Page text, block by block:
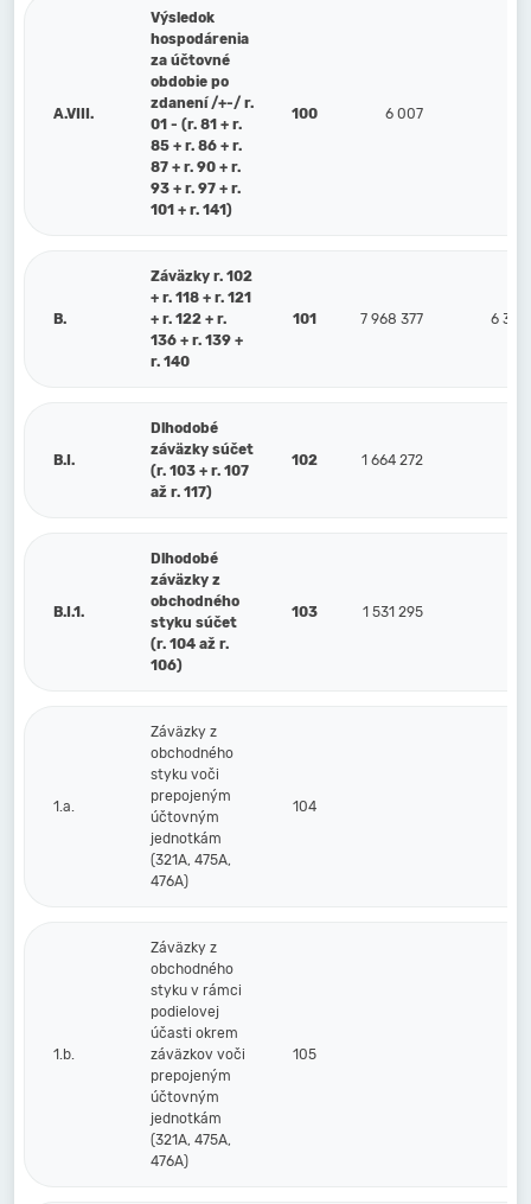
A.VIII.
Výsledok
hospodárenia
za účtovné
obdobie po
zdanení /+-/ r.
01 - (r. 81 + r.
85 + r. 86 + r.
87 + r. 90 + r.
93 + r. 97 + r.
101 + r. 141)
100 6 007
B.
Záväzky r. 102
+ r. 118 + r. 121
+ r. 122 + r.
136 + r. 139 +
r. 140
101 7 968 377 6
B.I.
Dlhodobé
záväzky súčet
(r. 103 + r. 107
až r. 117)
102 1 664 272
B.I.1.
Dlhodobé
záväzky z
obchodného
styku súčet
(r. 104 až r.
106)
103 1 531 295
1.a.
Záväzky z
obchodného
styku voči
prepojeným
účtovným
jednotkám
(321A, 475A,
476A)
104
1.b.
Záväzky z
obchodného
styku v rámci
podielovej
účasti okrem
záväzkov voči
prepojeným
účtovným
jednotkám
(321A, 475A,
476A)
105